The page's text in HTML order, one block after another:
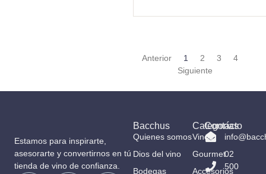
Anterior 1 2 3
4
Siguiente
Estamos para inspirarte,
asesorarte y convertirnos en tú
tienda de vino de confianza.
Bacchus
Quienes somos
Dios del vino
Bodegas
Categorías
Vinos
Gourmet
Accesorios
Contacto
02
500